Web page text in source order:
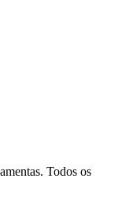
Todos os